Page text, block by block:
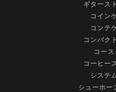
ギタース
コイン
コンテ
コンパク
コース
コーヒー
システ
シューホー